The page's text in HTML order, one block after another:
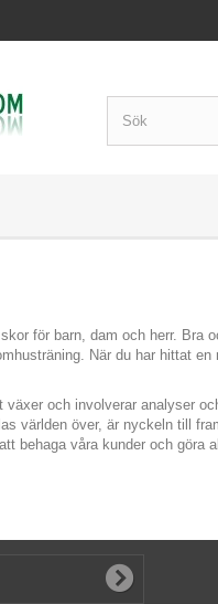
för barn, dam och herr.
När du har hittat
och involverar analyser
världen över, är nyckeln till
behaga våra kunder och